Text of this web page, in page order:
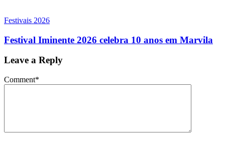
Festivais 2026
Festival Iminente 2026 celebra 10 anos em Marvila
Leave a Reply
Comment*